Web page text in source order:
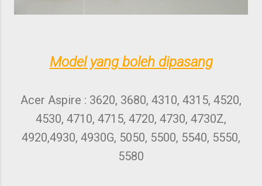
Model yang boleh dipasang
Acer Aspire : 3620, 3680, 4310, 4315, 4520,
4530, 4710, 4715, 4720, 4730, 4730Z,
4920,4930, 4930G, 5050, 5500, 5540, 5550,
5580